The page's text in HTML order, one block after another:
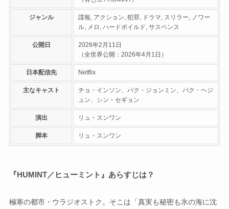
ジャンル
諜報, アクション, 犯罪, ドラマ, スリラー, ノワー
ル, メロ, ハードボイルド, サスペンス
公開日
2026年2月11日
（全世界公開：2026年4月1日）
日本配信先 Netflix
主なキャスト
チョ・インソン、パク・ジョンミン、パク・ヘジ
ュン、シン・セギョン
演出 リュ・スンワン
脚本 リュ・スンワン
『HUMINT／ヒューミント』あらすじは？
極寒の都市・ウラジオストク。そこは「真実も秘密も氷の海に沈